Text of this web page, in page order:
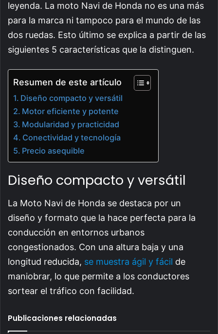
leyenda. La moto Navi de Honda no es una más
para la marca ni tampoco para el mundo de las
dos ruedas. Esto último se explica a partir de las
siguientes 5 características que la distinguen.
Resumen de este artículo
Diseño compacto y versátil
Motor eficiente y potente
Modularidad y practicidad
Conectividad y tecnología
Precio asequible
Diseño compacto y versátil
La Moto Navi de Honda se destaca por un
diseño y formato que la hace perfecta para la
conducción en entornos urbanos
congestionados. Con una altura baja y una
longitud reducida, se muestra ágil y fácil de
maniobrar, lo que permite a los conductores
sortear el tráfico con facilidad.
Publicaciones relacionadas